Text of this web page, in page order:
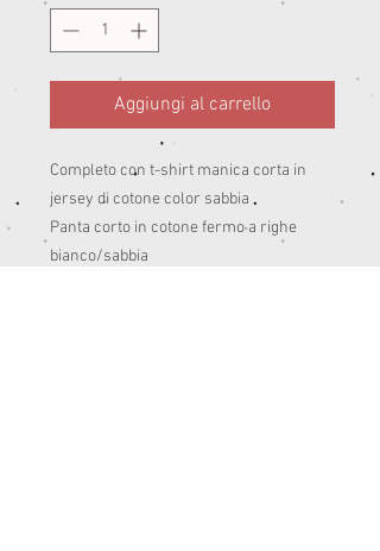
Aggiungi al carrello
Completo con t-shirt manica corta in
jersey di cotone color sabbia
Panta corto in cotone fermo a righe
bianco/sabbia